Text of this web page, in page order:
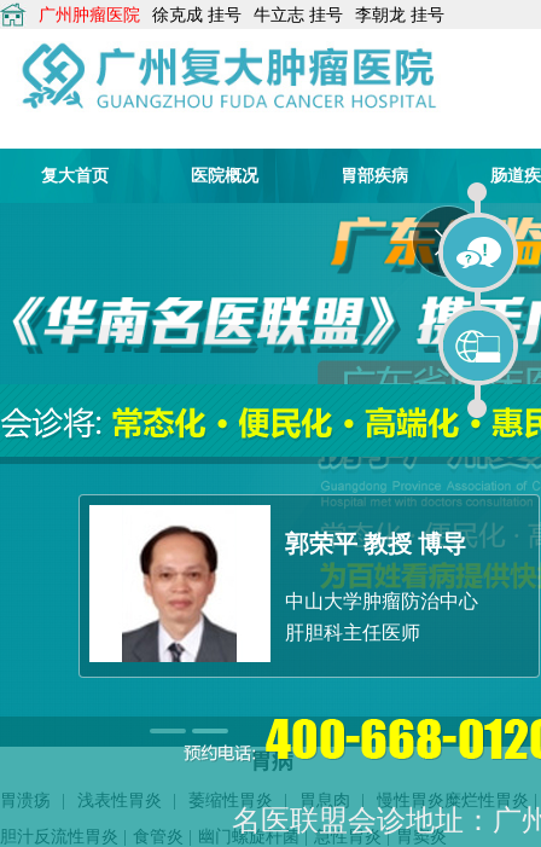
广州肿瘤医院 徐克成 挂号 牛立志 挂号 李朝龙 挂号
复大首页 医院概况 胃部疾病 肠道
胃病
胃溃疡 浅表性胃炎 萎缩性胃炎 胃息肉 慢性胃炎糜烂性胃炎
胆汁反流性胃炎
食管炎 幽门螺旋杆菌 | 急性胃炎 | 胃窦炎
郭荣平 教授 博导
中山大学肿瘤防治中心
肝胆科主任医师
名医联盟会诊地址：广